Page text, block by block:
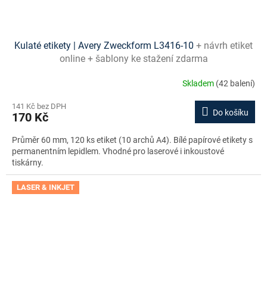
Kulaté etikety | Avery Zweckform L3416-10 + návrh etiket
online + šablony ke stažení zdarma
Skladem (42 balení)
141 Kč bez DPH
170 Kč Do košíku
Průměr 60 mm, 120 ks etiket (10 archů A4). Bílé papírové etikety s
permanentním lepidlem. Vhodné pro laserové i inkoustové
tiskárny.
LASER & INKJET